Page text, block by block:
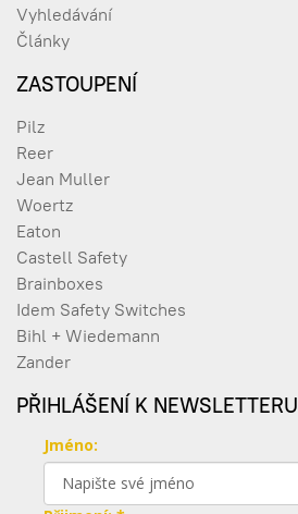
Vyhledávání
Články
ZASTOUPENÍ
Pilz
Reer
Jean Muller
Woertz
Eaton
Castell Safety
Brainboxes
Idem Safety Switches
Bihl + Wiedemann
Zander
PŘIHLÁŠENÍ K NEWSLETTERU
Jméno: